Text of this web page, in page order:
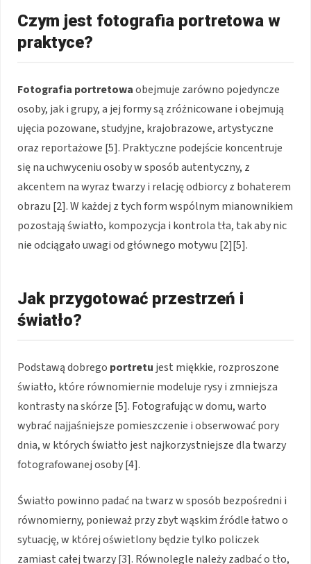
Czym jest fotografia portretowa w
praktyce?
Fotografia portretowaobejmuje zarówno pojedyncze
osoby, jak i grupy, a jej formy są zróżnicowane i obejmują
ujęcia pozowane, studyjne, krajobrazowe, artystyczne
oraz reportażowe [5]. Praktyczne podejście koncentruje
się na uchwyceniu osoby w sposób autentyczny, z
akcentem na wyraz twarzy i relację odbiorcy z bohaterem
obrazu [2]. W każdej z tych form wspólnym mianownikiem
pozostają światło, kompozycja i kontrola tła, tak aby nic
nie odciągało uwagi od głównego motywu [2][5].
Jak przygotować przestrzeń i
światło?
Podstawą dobrego portretu jest miękkie, rozproszone
światło, które równomiernie modeluje rysy i zmniejsza
kontrasty na skórze [5]. Fotografując w domu, warto
wybrać najjaśniejsze pomieszczenie i obserwować pory
dnia, w których światło jest najkorzystniejsze dla twarzy
fotografowanej osoby [4].
Światło powinno padać na twarz w sposób bezpośredni i
równomierny, ponieważ przy zbyt wąskim źródle łatwo o
sytuację, w której oświetlony będzie tylko policzek
zamiast całej twarzy [3]. Równolegle należy zadbać o tło,